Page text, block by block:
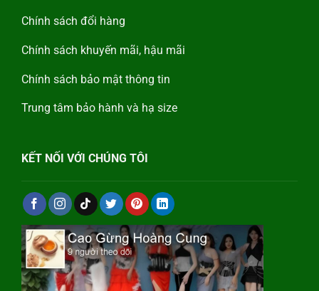
Chính sách đổi hàng
Chính sách khuyến mãi, hậu mãi
Chính sách bảo mật thông tin
Trung tâm bảo hành và hạ size
KẾT NỐI VỚI CHÚNG TÔI